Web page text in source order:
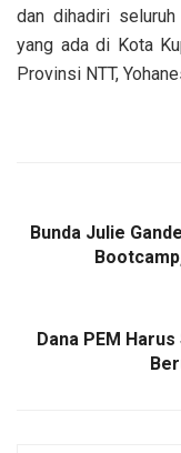
dan dihadiri
yang ada di Kota
Provinsi NTT,
Bunda Julie
Dana PEM